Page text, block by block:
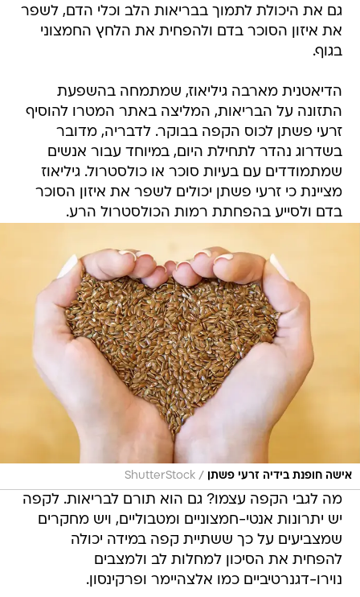
גם את היכולת לתמוך בבריאות הלב וכלי הדם, לשפר
את איזון הסוכר בדם ולהפחית את הלחץ החמצוני
בגוף.
הדיאטנית מארבה גיליאוז, שמתמחה בהשפעת
התזונה על הבריאות, המליצה באתר המטרו להוסיף
זרעי פשתן לכוס הקפה בבוקר. לדבריה, מדובר
בשדרוג נהדר לתחילת היום, במיוחד עבור אנשים
שמתמודדים עם בעיות סוכר או כולסטרול. גיליאוז
מציינת כי זרעי פשתן יכולים לשפר את איזון הסוכר
בדם ולסייע בהפחתת רמות הכולסטרול הרע.
אישה חופנת בידיה זרעי פשתן /
ShutterStock
מה לגבי הקפה עצמו? גם הוא תורם לבריאות. לקפה
יש יתרונות אנטי-חמצוניים ומטבוליים, ויש מחקרים
שמצביעים על כך ששתיית קפה במידה יכולה
להפחית את הסיכון למחלות לב ולמצבים
נוירו-דגנרטיביים כמו אלצהיימר ופרקינסון.